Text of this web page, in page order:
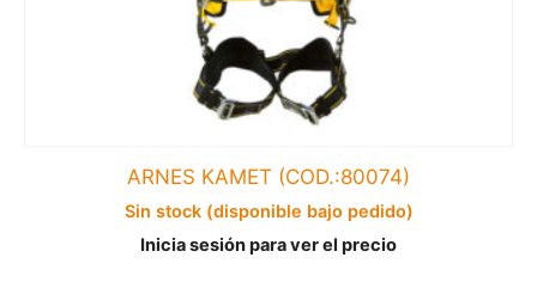
ARNES KAMET (COD.:80074)
Sin stock (disponible bajo pedido)
Inicia sesión para ver el precio